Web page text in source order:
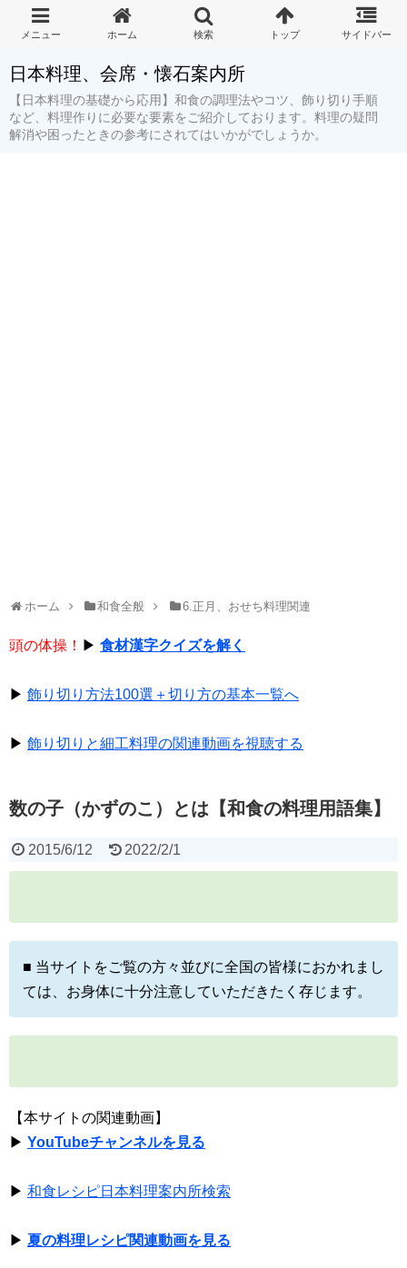
日本料理、会席・懐石案内所
【日本料理の基礎から応用】和食の調理法やコツ、飾り切り手順
など、料理作りに必要な要素をご紹介しております。料理の疑問
解消や困ったときの参考にされてはいかがでしょうか。
ホーム 和食全般 6.正月、おせち料理関連
頭の体操！ ▶ 食材漢字クイズを解く
▶ 飾り切り方法100選＋切り方の基本一覧へ
▶ 飾り切りと細工料理の関連動画を視聴する
数の子（かずのこ）とは【和食の料理用語集】
2015/6/12 2022/2/1
■ 当サイトをご覧の方々並びに全国の皆様におかれまし
ては、お身体に十分注意していただきたく存じます。
【本サイトの関連動画】
▶ YouTubeチャンネルを見る
▶ 和食レシピ日本料理案内所検索
▶ 夏の料理レシピ関連動画を見る